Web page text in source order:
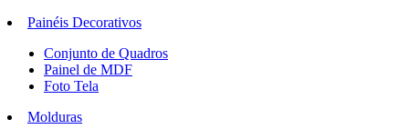
Painéis Decorativos
Conjunto de Quadros
Painel de MDF
Foto Tela
Molduras